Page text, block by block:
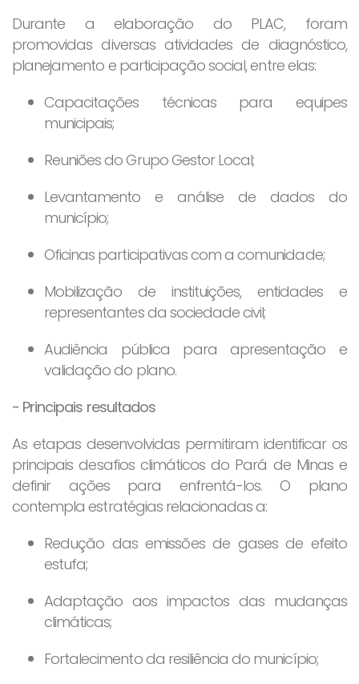
Durante a elaboração do PLAC, foram
promovidas diversas atividades de diagnóstico,
planejamento e participação social, entre elas:
Capacitações técnicas para equipes
municipais;
Reuniões do Grupo Gestor Local;
Levantamento e análise de dados do
município;
Oficinas participativas com a comunidade;
Mobilização de instituições, entidades e
representantes da sociedade civil;
Audiência pública para apresentação e
validação do plano.
- Principais resultados
As etapas desenvolvidas permitiram identificar os
principais desafios climáticos do Pará de Minas e
definir ações para enfrentá-los. O plano
contempla estratégias relacionadas a:
Redução das emissões de gases de efeito
estufa;
Adaptação aos impactos das mudanças
climáticas;
Fortalecimento da resiliência do município;